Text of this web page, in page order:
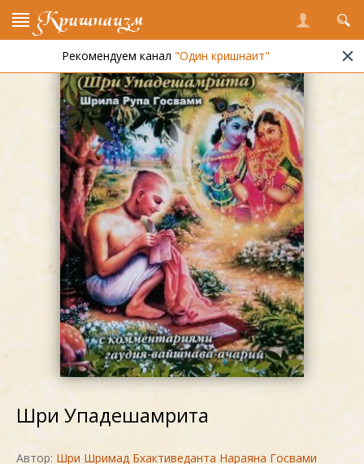
Кришнаизм
Рекомендуем канал "Один кришнаит"
Шри Упадешамрита
Автор: Шри Шримад Бхактиведанта Нараяна Госвами